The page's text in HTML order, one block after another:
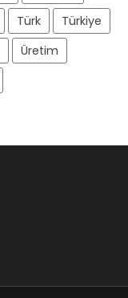
Türk
Türkiye
Üretim